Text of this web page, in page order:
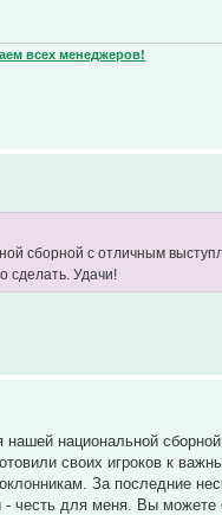
всех менеджеров!
сборной с отличным
сделать. Удачи!
национальной
своих игроков к
За последние
честь для меня. Вы